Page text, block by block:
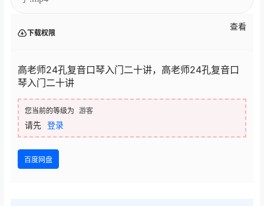
下载权限
查看
高老师24孔复音口琴入门二十讲，高老师24孔复音口
琴入门二十讲
您当前的等级为 游客
请先 登录
百度网盘